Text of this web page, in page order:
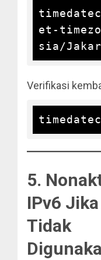
et-
Verifikasi
5.
IPv6 Jika
Tidak